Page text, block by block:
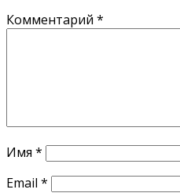
Комментарий *
Имя *
Email *